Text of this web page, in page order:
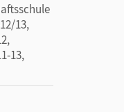
13,
13,